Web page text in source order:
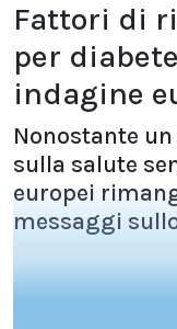
Fattori di
per
indagine
Nonostante
sulla salute
europei
messaggi